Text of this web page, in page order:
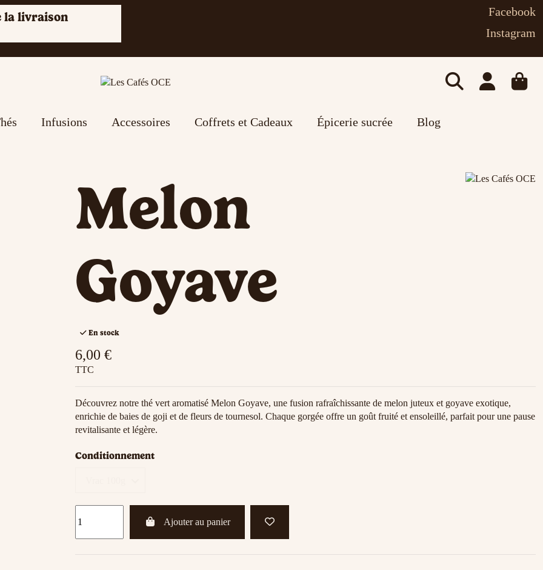
la livraison
Facebook
Instagram
Infusions Accessoires Coffrets et Cadeaux Épicerie sucrée Blog
Melon
Goyave
En stock
6,00 €
TTC
Découvrez notre thé vert aromatisé Melon Goyave, une fusion rafraîchissante de melon juteux et goyave exotique,
enrichie de baies de goji et de fleurs de tournesol. Chaque gorgée offre un goût fruité et ensoleillé, parfait pour une pause
revitalisante et légère.
Conditionnement
Ajouter au panier